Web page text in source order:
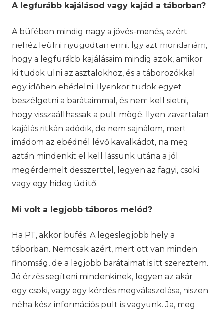
A legfurább kajálásod vagy kajád a táborban?
A büfében mindig nagy a jövés-menés, ezért
nehéz leülni nyugodtan enni. Így azt mondanám,
hogy a legfurább kajálásaim mindig azok, amikor
ki tudok ülni az asztalokhoz, és a táborozókkal
egy időben ebédelni. Ilyenkor tudok egyet
beszélgetni a barátaimmal, és nem kell sietni,
hogy visszaállhassak a pult mögé. Ilyen zavartalan
kajálás ritkán adódik, de nem sajnálom, mert
imádom az ebédnél lévő kavalkádot, na meg
aztán mindenkit el kell lássunk utána a jól
megérdemelt desszerttel, legyen az fagyi, csoki
vagy egy hideg üdítő.
Mi volt a legjobb táboros melód?
Ha PT, akkor büfés. A legeslegjobb hely a
táborban. Nemcsak azért, mert ott van minden
finomság, de a legjobb barátaimat is itt szereztem.
Jó érzés segíteni mindenkinek, legyen az akár
egy csoki, vagy egy kérdés megválaszolása, hiszen
néha kész információs pult is vagyunk. Ja, meg